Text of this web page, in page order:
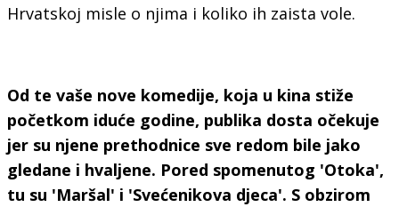
Hrvatskoj misle o njima i koliko ih zaista vole.
Od te vaše nove komedije, koja u kina stiže
početkom iduće godine, publika dosta očekuje
jer su njene prethodnice sve redom bile jako
gledane i hvaljene. Pored spomenutog 'Otoka',
tu su 'Maršal' i 'Svećenikova djeca'. S obzirom